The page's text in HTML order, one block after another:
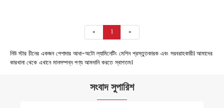
« 1 »
নিউ স্টার চীনের একজন পেশাদার আধা-অটো ল্যামিনেটিং মেশিন প্রস্তুতকারক এবং সরবরাহকারী। আমাদের
কারখানা থেকে এখানে মানসম্পন্ন পণ্য আমদানি করতে স্বাগতম।
সংবাদ সুপারিশ